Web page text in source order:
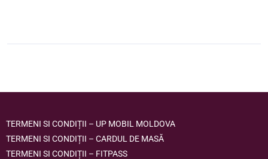
TERMENI SI CONDIȚII – UP MOBIL MOLDOVA
TERMENI SI CONDIȚII – CARDUL DE MASĂ
TERMENI SI CONDIȚII – FITPASS